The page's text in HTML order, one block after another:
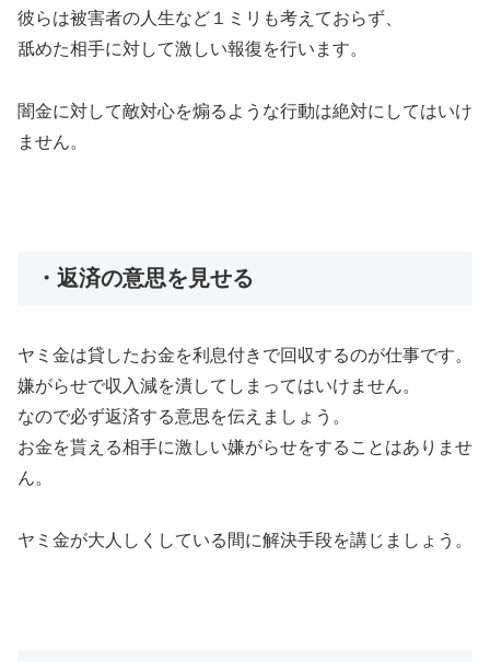
彼らは被害者の人生など１ミリも考えておらず、
舐めた相手に対して激しい報復を行います。
闇金に対して敵対心を煽るような行動は絶対にしてはいけ
ません。
・返済の意思を見せる
ヤミ金は貸したお金を利息付きで回収するのが仕事です。
嫌がらせで収入減を潰してしまってはいけません。
なので必ず返済する意思を伝えましょう。
お金を貰える相手に激しい嫌がらせをすることはありませ
ん。
ヤミ金が大人しくしている間に解決手段を講じましょう。